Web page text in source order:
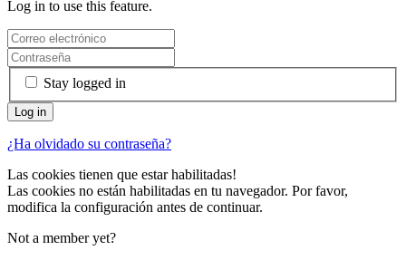
Log in to use this feature.
Stay logged in
¿Ha olvidado su contraseña?
Las cookies tienen que estar habilitadas!
Las cookies no están habilitadas en tu navegador. Por favor,
modifica la configuración antes de continuar.
Not a member yet?